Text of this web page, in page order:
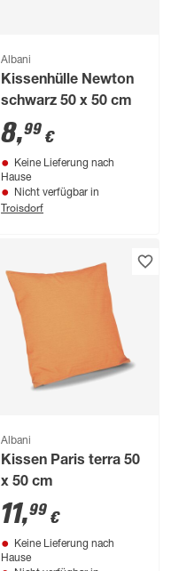
Albani
Kissenhülle Newton
schwarz 50 x 50 cm
8,99 €
Keine Lieferung nach
Hause
Nicht verfügbar in
Troisdorf
Albani
Kissen Paris terra 50
x 50 cm
11,99 €
Keine Lieferung nach
Hause